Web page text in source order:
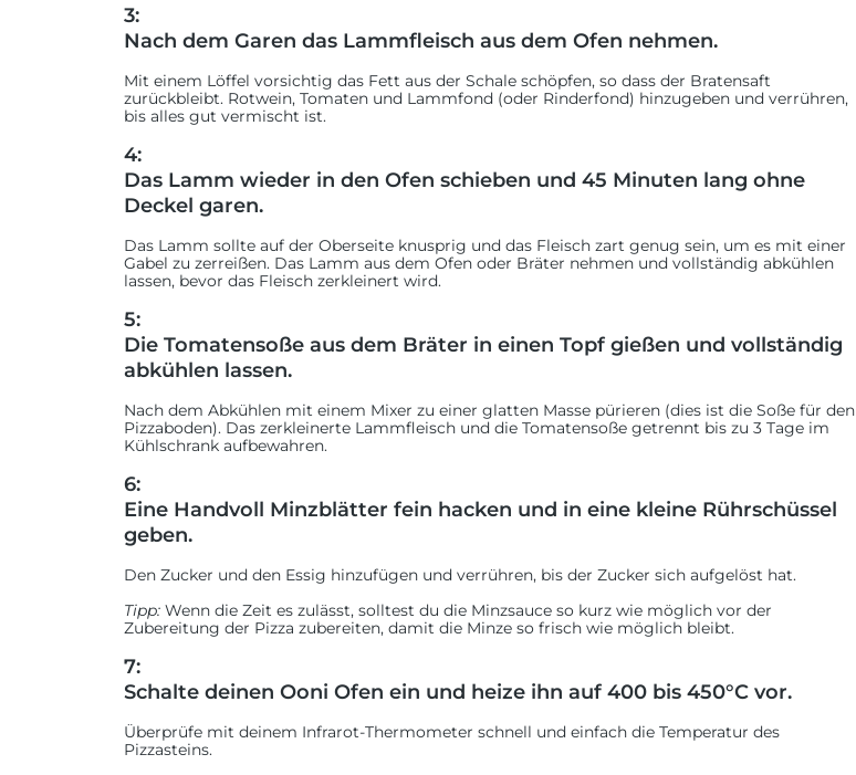
3:
Nach dem Garen das Lammfleisch aus dem Ofen nehmen.
Mit einem Löffel vorsichtig das Fett aus der Schale schöpfen, so dass der Bratensaft
zurückbleibt. Rotwein, Tomaten und Lammfond (oder Rinderfond) hinzugeben und verrühren,
bis alles gut vermischt ist.
4:
Das Lamm wieder in den Ofen schieben und 45 Minuten lang ohne
Deckel garen.
Das Lamm sollte auf der Oberseite knusprig und das Fleisch zart genug sein, um es mit einer
Gabel zu zerreißen. Das Lamm aus dem Ofen oder Bräter nehmen und vollständig abkühlen
lassen, bevor das Fleisch zerkleinert wird.
5:
Die Tomatensoße aus dem Bräter in einen Topf gießen und vollständig
abkühlen lassen.
Nach dem Abkühlen mit einem Mixer zu einer glatten Masse pürieren (dies ist die Soße für den
Pizzaboden). Das zerkleinerte Lammfleisch und die Tomatensoße getrennt bis zu 3 Tage im
Kühlschrank aufbewahren.
6:
Eine Handvoll Minzblätter fein hacken und in eine kleine Rührschüssel
geben.
Den Zucker und den Essig hinzufügen und verrühren, bis der Zucker sich aufgelöst hat.
Tipp: Wenn die Zeit es zulässt, solltest du die Minzsauce so kurz wie möglich vor der
Zubereitung der Pizza zubereiten, damit die Minze so frisch wie möglich bleibt.
7:
Schalte deinen Ooni Ofen ein und heize ihn auf 400 bis 450°C vor.
Überprüfe mit deinem Infrarot-Thermometer schnell und einfach die Temperatur des
Pizzasteins.